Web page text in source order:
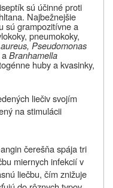
sú účinné proti
Najbežnejšie
sú grampozitívne a
pneumokoky,
Pseudomonas
aBranhamella
huby a kvasinky,
liečiv svojím
na stimulácii
čerešňa spája tri
miernych infekcií v
liečbu, čím znižuje